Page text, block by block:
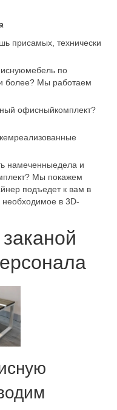
присамых, технически
по
более? Мы работаем
офисныйкомплект?
намеченныедела и
Мы покажем
подъедет к вам в
необходимое в 3D-